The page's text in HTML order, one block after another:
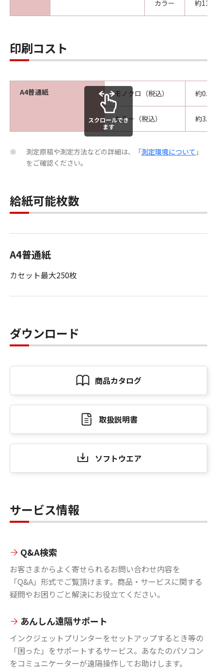
カラー 約11秒
印刷コスト
A4普通紙 モノクロ（税込） 約0.9
カラー（税込） 約3.0
スクロールでき
ます
※ 測定原稿や測定方法などの詳細は、「測定環境について 」
をご確認ください。
給紙可能枚数
A4普通紙
カセット最大250枚
ダウンロード
商品カタログ
取扱説明書
ソフトウエア
サービス情報
Q&A検索
お客さまからよく寄せられるお問い合わせ内容を
「Q&A」形式でご覧頂けます。商品・サービスに関する
疑問やお困りごと解決にお役立てください。
あんしん遠隔サポート
インクジェットプリンターをセットアップするとき等の
「困った」をサポートするサービス。あなたのパソコン
をコミュニケーターが遠隔操作してお助けします。